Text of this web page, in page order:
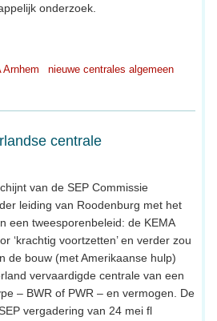
onderzoek.
Arnhem nieuwe centrales algemeen
centrale
van de SEP Commissie
leiding van Roodenburg met het
een tweesporenbeleid: de KEMA
‘krachtig voortzetten’ en verder zou
de bouw (met Amerikaanse hulp)
vervaardigde centrale van een
– BWR of PWR – en vermogen. De
vergadering van 24 mei fl